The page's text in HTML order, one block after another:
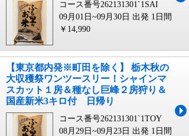
コース番号262131301`1SAI
09月01日~09月30日 出発 1日間
￥14,990
【東京都内発※町田を除く】 栃木秋の
大収穫祭ワンツースリー！シャインマ
スカット１房＆種なし巨峰２房狩り＆
国産新米3キロ付 日帰り
コース番号262131301`1TOY
08月29日~09月23日 出発 1日間